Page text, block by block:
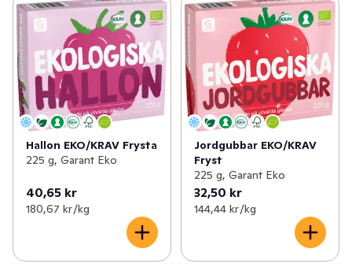
Hallon EKO/KRAV Frysta
225 g, Garant Eko
40,65 kr
180,67 kr /kg
Jordgubbar EKO/KRAV
Fryst
225 g, Garant Eko
32,50 kr
144,44 kr /kg